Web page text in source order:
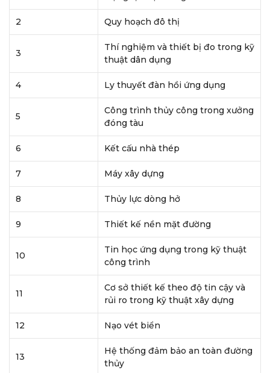
2 Quy hoạch đô thị
3
Thí nghiệm và thiết bị đo trong kỹ
thuật dân dụng
4 Ly thuyết đàn hồi ứng dụng
5
Công trình thủy công trong xưởng
đóng tàu
6 Kết cấu nhà thép
7 Máy xây dựng
8 Thủy lực dòng hở
9 Thiết kế nền mặt đường
10
Tin học ứng dụng trong kỹ thuật
công trình
11
Cơ sở thiết kế theo độ tin cậy và
rủi ro trong kỹ thuật xây dựng
12 Nạo vét biển
13
Hệ thống đảm bảo an toàn đường
thủy